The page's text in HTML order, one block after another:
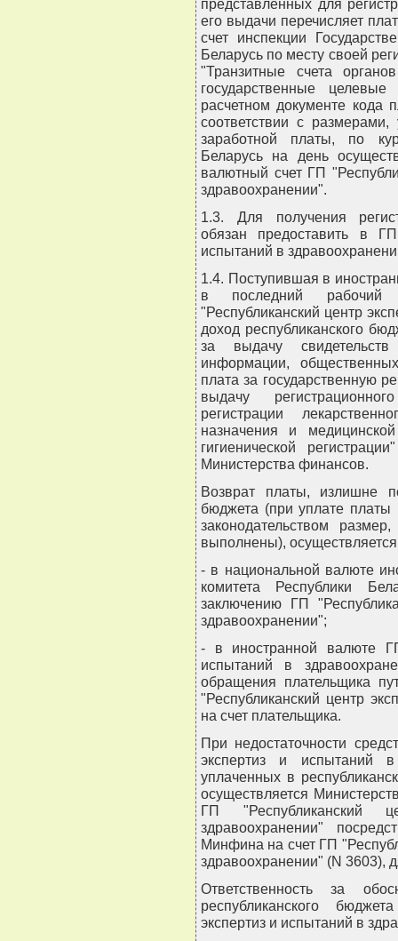
представленных для
его выдачи перечисляет
счет инспекции
Беларусь по месту своей
"Транзитные счета
государственные
расчетном документе кода
соответствии с
заработной платы, по
Беларусь на день
валютный счет ГП
здравоохранении".
1.3. Для получения
обязан предоставить в
испытаний в
1.4. Поступившая в
в последний рабочий
"Республиканский центр
доход республиканского
за выдачу
информации,
плата за государственную
выдачу
регистрации
назначения и
гигиенической
Министерства финансов.
Возврат платы, излишне
бюджета (при уплате
законодательством
выполнены),
- в национальной валюте
комитета Республики
заключению ГП
здравоохранении";
- в иностранной валюте
испытаний в
обращения плательщика
"Республиканский центр
на счет плательщика.
При недостаточности
экспертиз и испытаний
уплаченных в
осуществляется
ГП "Республиканский
здравоохранении"
Минфина на счет ГП
здравоохранении" (N 3603),
Ответственность за
республиканского
экспертиз и испытаний в